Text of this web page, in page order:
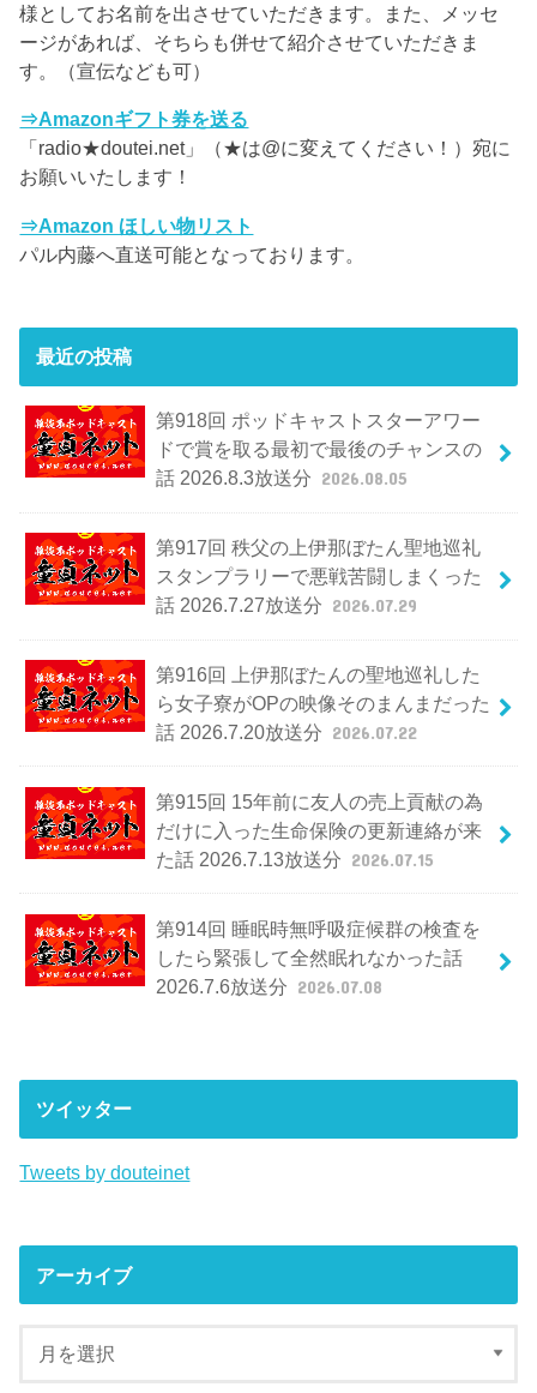
様としてお名前を出させていただきます。また、メッセ
ージがあれば、そちらも併せて紹介させていただきま
す。（宣伝なども可）
⇒Amazonギフト券を送る
「radio★doutei.net」（★は@に変えてください！）宛に
お願いいたします！
⇒Amazon ほしい物リスト
パル内藤へ直送可能となっております。
最近の投稿
第918回 ポッドキャストスターアワー
ドで賞を取る最初で最後のチャンスの
話 2026.8.3放送分 2026.08.05
第917回 秩父の上伊那ぼたん聖地巡礼
スタンプラリーで悪戦苦闘しまくった
話 2026.7.27放送分 2026.07.29
第916回 上伊那ぼたんの聖地巡礼した
ら女子寮がOPの映像そのまんまだった
話 2026.7.20放送分 2026.07.22
第915回 15年前に友人の売上貢献の為
だけに入った生命保険の更新連絡が来
た話 2026.7.13放送分 2026.07.15
第914回 睡眠時無呼吸症候群の検査を
したら緊張して全然眠れなかった話
2026.7.6放送分 2026.07.08
ツイッター
Tweets by douteinet
アーカイブ